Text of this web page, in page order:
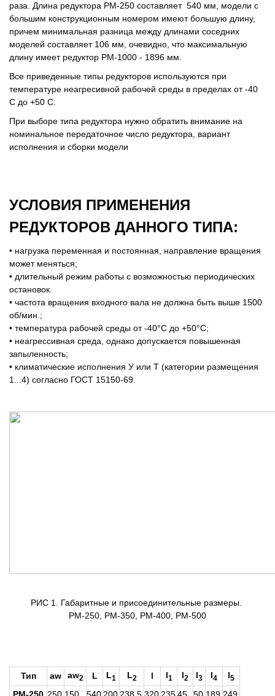
раза. Длина редуктора РМ-250 составляет 540 мм, модели с
большим конструкционным номером имеют большую длину,
причем минимальная разница между длинами соседних
моделей составляет 106 мм, очевидно, что максимальную
длину имеет редуктор РМ-1000 - 1896 мм.
Все приведенные типы редукторов используются при
температуре неагресивной рабочей среды в пределах от -40
С до +50 С.
При выборе типа редуктора нужно обратить внимание на
номинальное передаточное число редуктора, вариант
исполнения и сборки модели
УСЛОВИЯ ПРИМЕНЕНИЯ
РЕДУКТОРОВ ДАННОГО ТИПА:
• нагрузка переменная и постоянная, направление вращения
может меняться;
• длительный режим работы с возможностью периодических
остановок.
• частота вращения входного вала не должна быть выше 1500
об/мин.;
• температура рабочей среды от -40°C до +50°С;
• неагрессивная среда, однако допускается повышенная
запыленность;
• климатические исполнения У или Т (категории размещения
1...4) согласно ГОСТ 15150-69.
РИС 1. Габаритные и присоединительные размеры.
РМ-250, РМ-350, РМ-400, РМ-500
Тип aw aw2 L L1 L2 l l1 l2 l3 l4 l5